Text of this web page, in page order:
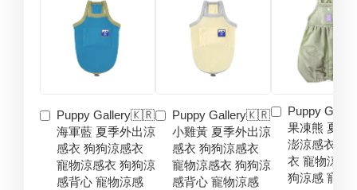
Puppy Gallery🇰🇷
海軍藍 夏季外出涼
感衣 狗狗涼感衣
寵物涼感衣 狗狗涼
感背心 寵物涼感
Puppy Gallery🇰🇷
小雞黃 夏季外出涼
感衣 狗狗涼感衣
寵物涼感衣 狗狗涼
感背心 寵物涼感
Puppy
果凍熊 夏季
澎涼感衣 狗
衣 寵物涼感
狗涼感 寵物